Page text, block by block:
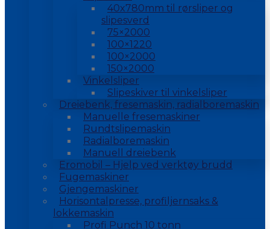
40x780mm til rørsliper og
slipesverd
75×2000
100×1220
100×2000
150×2000
Vinkelsliper
Slipeskiver til vinkelsliper
Dreiebenk, fresemaskin, radialboremaskin
Manuelle fresemaskiner
Rundtslipemaskin
Radialboremaskin
Manuell dreiebenk
Eromobil – Hjelp ved verktøy brudd
Fugemaskiner
Gjengemaskiner
Horisontalpresse, profiljernsaks &
lokkemaskin
Profi Punch 10 tonn